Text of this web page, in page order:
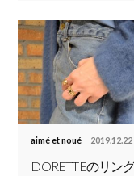
aimé et noué 2019.12.22
DORETTEのリン